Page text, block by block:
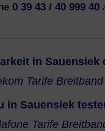
0 39 43 / 40 999 40
in Sauensiek
Tarife
in Sauensiek
Tarife